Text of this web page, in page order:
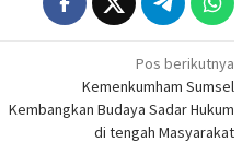
Pos berikutnya
Kemenkumham Sumsel
Kembangkan Budaya Sadar Hukum
di tengah Masyarakat